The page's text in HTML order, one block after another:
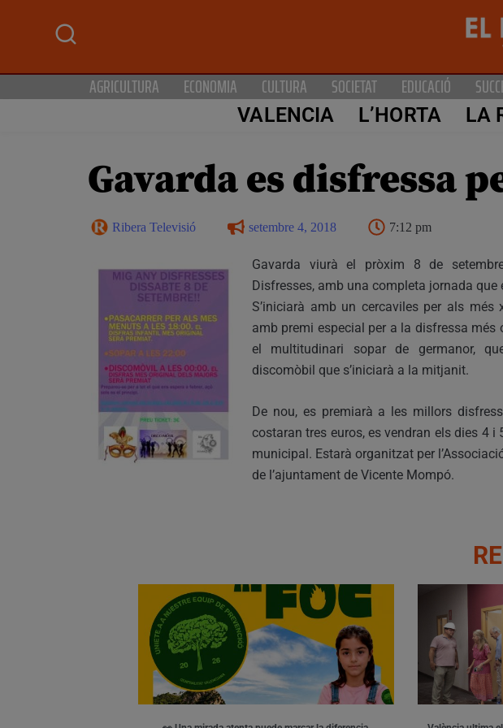
AGRICULTURA ECONOMIA CULTURA SOCIETAT EDUCACIÓ
VALENCIA L’HORTA LA
Gavarda es disfressa
Ribera Televisió setembre 4, 2018 7:12 pm
Gavarda viurà el pròxim 8 de
Disfresses, amb una completa jornada
S’iniciarà amb un cercaviles per als
amb premi especial per a la disfressa
el multitudinari sopar de germanor,
discomòbil que s’iniciarà a la mitjanit.
De nou, es premiarà a les millors
costaran tres euros, es vendran els dies 4
municipal. Estarà organitzat per
de l’ajuntament de Vicente Mompó.